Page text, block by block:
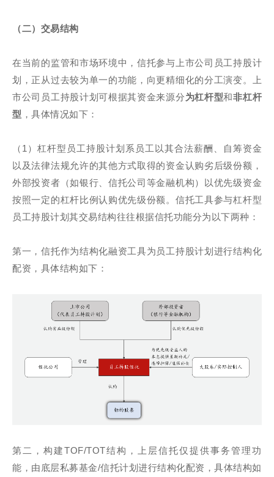
（二）交易结构
在当前的监管和市场环境中，信托参与上市公司员工持股计
划，正从过去较为单一的功能，向更精细化的分工演变。上
市公司员工持股计划可根据其资金来源分为杠杆型和非杠杆
型 ，具体情况如下：
（1）杠杆型员工持股计划系员工以其合法薪酬、自筹资金
以及法律法规允许的其他方式取得的资金认购劣后级份额，
外部投资者（如银行、信托公司等金融机构）以优先级资金
按照一定的杠杆比例认购优先级份额。信托工具参与杠杆型
员工持股计划其交易结构往往根据信托功能分为以下两种：
第一，信托作为结构化融资工具为员工持股计划进行结构化
配资，具体结构如下：
第二，构建TOF/TOT结构，上层信托仅提供事务管理功
能，由底层私募基金/信托计划进行结构化配资，具体结构如